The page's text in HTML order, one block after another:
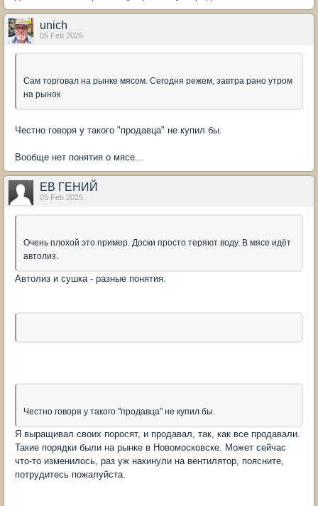
unich
05 Feb 2025
Сам торговал на рынке мясом. Сегодня режем, завтра рано утром
на рынок
Честно говоря у такого "продавца" не купил бы.
Вообще нет понятия о мясе...
ЕВ ГЕНИЙ
05 Feb 2025
Очень плохой это пример. Доски просто теряют воду. В мясе идёт
автолиз.
Автолиз и сушка - разные понятия.
Честно говоря у такого "продавца" не купил бы.
Я выращивал своих поросят, и продавал, так, как все продавали.
Такие порядки были на рынке в Новомосковске. Может сейчас
что-то изменилось, раз уж накинули на вентилятор, поясните,
потрудитесь пожалуйста.